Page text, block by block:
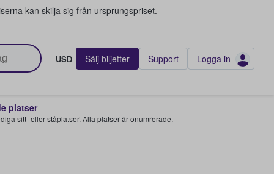
kan skilja sig från ursprungspriset.
USD Sälj biljetter Support Logga in
platser
sitt- eller ståplatser. Alla platser är onumrerade.